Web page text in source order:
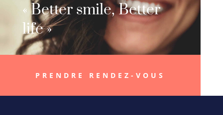
« Better smile, Better
life »
PRENDRE RENDEZ-VOUS